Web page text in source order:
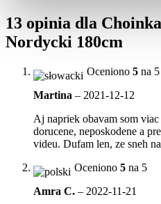
13 opinia dla
Nordycki 180cm
Oceniono 5 na 5
Martina – 2021-12-12
Aj napriek obavam som
dorucene, neposkodene a
videu. Dufam len, ze sneh
Oceniono 5 na 5
Amra C. – 2022-11-21